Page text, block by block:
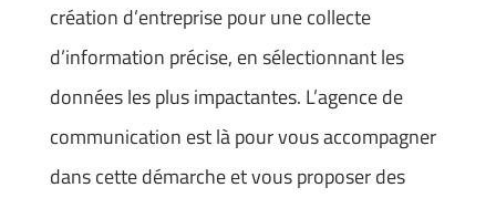
création d’entreprise pour une collecte
d’information précise, en sélectionnant les
données les plus impactantes. L’agence de
communication est là pour vous accompagner
dans cette démarche et vous proposer des